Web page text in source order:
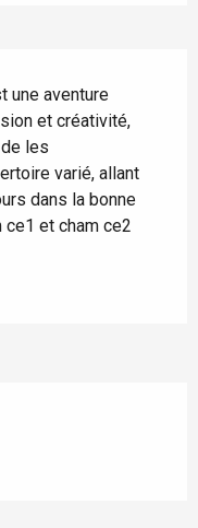
une aventure
et créativité,
les
varié, allant
dans la bonne
ce1 et cham ce2